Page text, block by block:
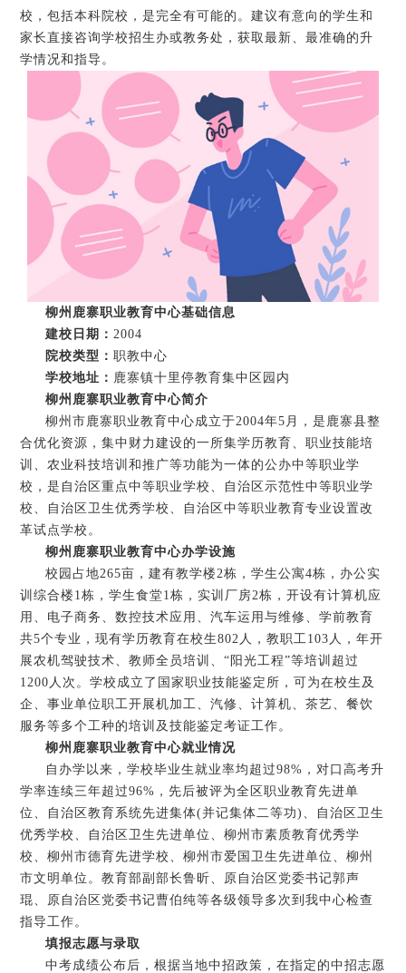
校，包括本科院校，是完全有可能的。建议有意向的学生和
家长直接咨询学校招生办或教务处，获取最新、最准确的升
学情况和指导。
柳州鹿寨职业教育中心基础信息
建校日期： 2004
院校类型：职教中心
学校地址： 鹿寨镇十里停教育集中区园内
柳州鹿寨职业教育中心简介
柳州市鹿寨职业教育中心成立于2004年5月，是鹿寨县整
合优化资源，集中财力建设的一所集学历教育、职业技能培
训、农业科技培训和推广等功能为一体的公办中等职业学
校，是自治区重点中等职业学校、自治区示范性中等职业学
校、自治区卫生优秀学校、自治区中等职业教育专业设置改
革试点学校。
柳州鹿寨职业教育中心办学设施
校园占地265亩，建有教学楼2栋，学生公寓4栋，办公实
训综合楼1栋，学生食堂1栋，实训厂房2栋，开设有计算机应
用、电子商务、数控技术应用、汽车运用与维修、学前教育
共5个专业，现有学历教育在校生802人，教职工103人，年开
展农机驾驶技术、教师全员培训、“阳光工程”等培训超过
1200人次。学校成立了国家职业技能鉴定所，可为在校生及
企、事业单位职工开展机加工、汽修、计算机、茶艺、餐饮
服务等多个工种的培训及技能鉴定考证工作。
柳州鹿寨职业教育中心就业情况
自办学以来，学校毕业生就业率均超过98%，对口高考升
学率连续三年超过96%，先后被评为全区职业教育先进单
位、自治区教育系统先进集体(并记集体二等功)、自治区卫生
优秀学校、自治区卫生先进单位、柳州市素质教育优秀学
校、柳州市德育先进学校、柳州市爱国卫生先进单位、柳州
市文明单位。教育部副部长鲁昕、原自治区党委书记郭声
琨、原自治区党委书记曹伯纯等各级领导多次到我中心检查
指导工作。
填报志愿与录取
中考成绩公布后，根据当地中招政策，在指定的中招志愿